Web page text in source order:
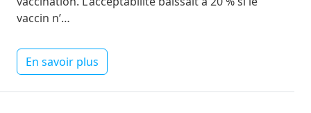
vaccin n’…
En savoir plus